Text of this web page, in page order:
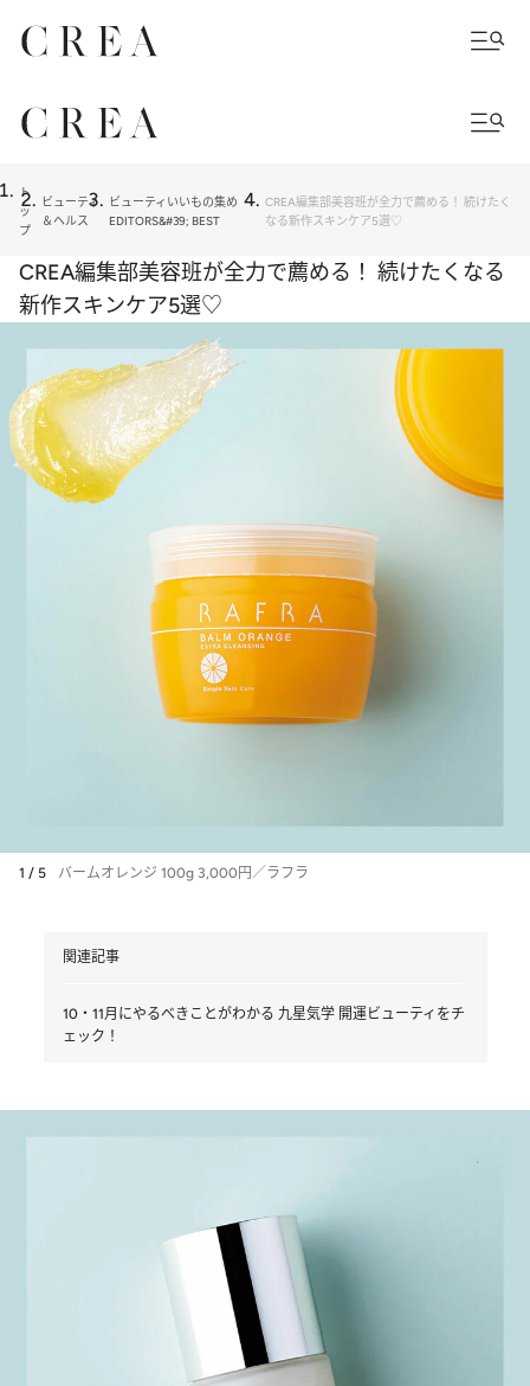
ト
ッ
プ
ビューティ
＆ヘルス
ビューティいいもの集め
EDITORS&#39; BEST
CREA編集部美容班が全力で薦める！ 続けたく
なる新作スキンケア5選♡
CREA編集部美容班が全力で薦める！ 続けたくなる
新作スキンケア5選♡
1 / 5 バームオレンジ 100g 3,000円／ラフラ
関連記事
10・11月にやるべきことがわかる 九星気学 開運ビューティをチ
ェック！